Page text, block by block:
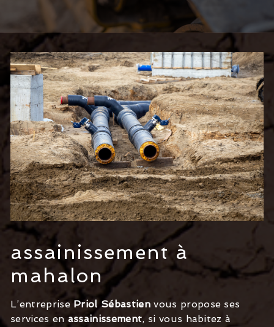
assainissement à
mahalon
L’entreprisePriol Sébastienvous propose ses
services en assainissement, si vous habitez à